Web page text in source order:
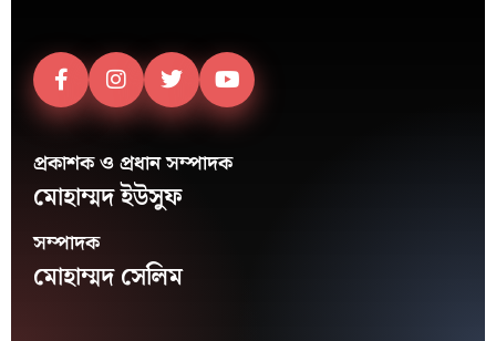
প্রকাশক ও প্রধান সম্পাদক
মোহাম্মদ ইউসুফ
সম্পাদক
মোহাম্মদ সেলিম